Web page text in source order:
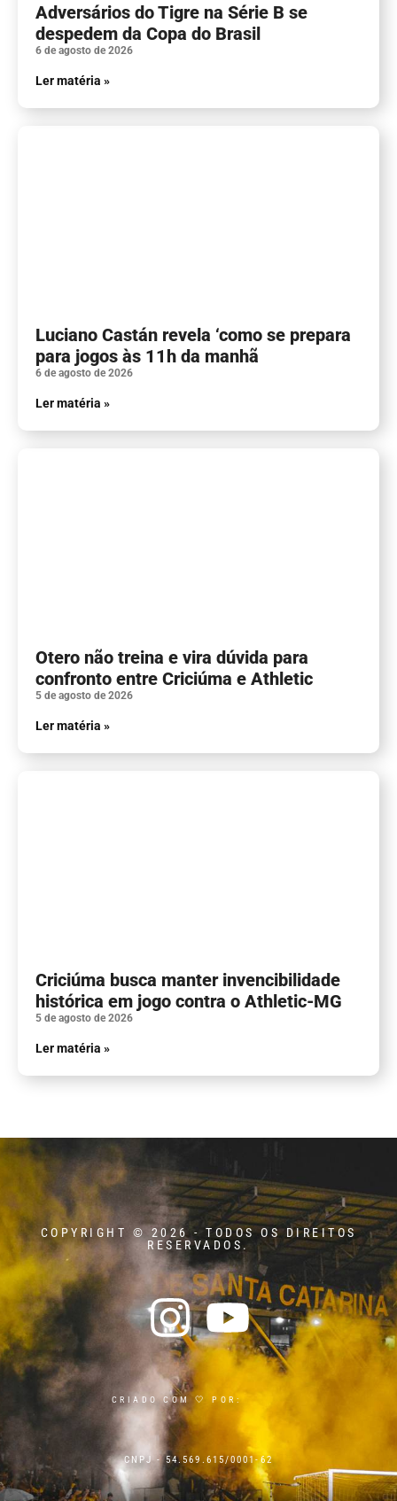
Adversários do Tigre na Série B se
despedem da Copa do Brasil
6 de agosto de 2026
Ler matéria »
Luciano Castán revela ‘como se prepara
para jogos às 11h da manhã
6 de agosto de 2026
Ler matéria »
Otero não treina e vira dúvida para
confronto entre Criciúma e Athletic
5 de agosto de 2026
Ler matéria »
Criciúma busca manter invencibilidade
histórica em jogo contra o Athletic-MG
5 de agosto de 2026
Ler matéria »
COPYRIGHT © 2026 - TODOS OS DIREITOS
RESERVADOS.
CRIADO COM 🤍 POR:
CNPJ - 54.569.615/0001-62